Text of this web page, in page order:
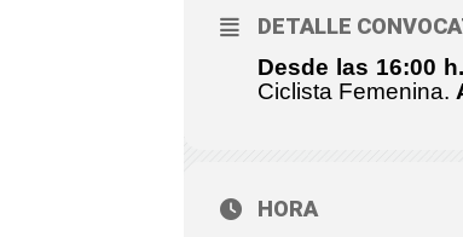
DETALLE
Desde las 16:00 h.
Ciclista Femenina.
HORA